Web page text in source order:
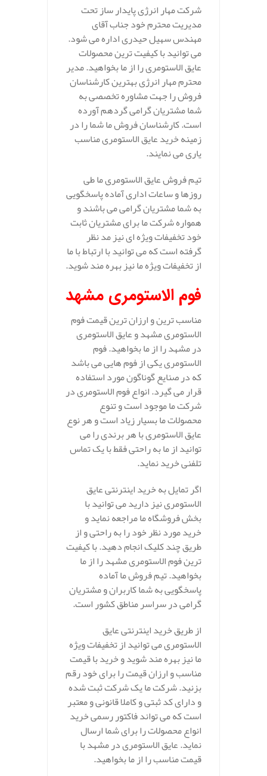
شرکت مهار انرژی پایدار ساز تحت
مدیریت محترم خود جناب آقای
مهندس سهیل حیدری اداره می شود.
می توانید با کیفیت ترین محصولات
عایق الاستومری را از ما بخواهید. مدیر
محترم مهار انرژی بهترین کارشناسان
فروش را جهت مشاوره تخصصی به
شما مشتریان گرامی گردهم آورده
است. کارشناسان فروش ما شما را در
زمینه خرید عایق الاستومری مناسب
یاری می نمایند.
تیم فروش عایق الاستومری ما طی
روزها و ساعات اداری آماده پاسخگویی
به شما مشتریان گرامی می باشند و
همواره شرکت ما برای مشتریان ثابت
خود تخفیفات ویژه ای نیز مد نظر
گرفته است که می توانید با ارتباط با ما
از تخفیفات ویژه ما نیز بهره مند شوید.
فوم الاستومری مشهد
مناسب ترین و ارزان ترین قیمت فوم
الاستومری مشهد و عایق الاستومری
در مشهد را از ما بخواهید. فوم
الاستومری یکی از فوم هایی می باشد
که در صنایع گوناگون مورد استفاده
قرار می گیرد. انواع فوم الاستومری در
شرکت ما موجود است و تنوع
محصولات ما بسیار زیاد است و هر نوع
عایق الاستومری با هر برندی را می
توانید از ما به راحتی فقط با یک تماس
تلفنی خرید نماید.
اگر تمایل به خرید اینترنتی عایق
الاستومری نیز دارید می توانید با
بخش فروشگاه ما مراجعه نماید و
خرید مورد نظر خود را به راحتی و از
طریق چند کلیک انجام دهید. با کیفیت
ترین فوم الاستومری مشهد را از ما
بخواهید. تیم فروش ما آماده
پاسخگویی به شما کاربران و مشتریان
گرامی در سراسر مناطق کشور است.
از طریق خرید اینترنتی عایق
الاستومری می توانید از تخفیفات ویژه
ما نیز بهره مند شوید و خرید با قیمت
مناسب و ارزان قیمت را برای خود رقم
بزنید. شرکت ما یک شرکت ثبت شده
و دارای کد ثبتی و کاملا قانونی و معتبر
است که می تواند فاکتور رسمی خرید
انواع محصولات را برای شما ارسال
نماید. عایق الاستومری در مشهد با
قیمت مناسب را از ما بخواهید.